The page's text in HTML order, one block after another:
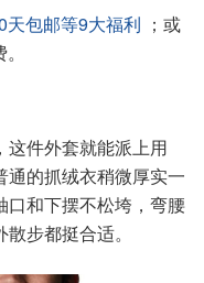
天包邮等9大福利 ；或
这件外套就能派上用
的抓绒衣稍微厚实一
口和下摆不松垮，弯腰
步都挺合适。